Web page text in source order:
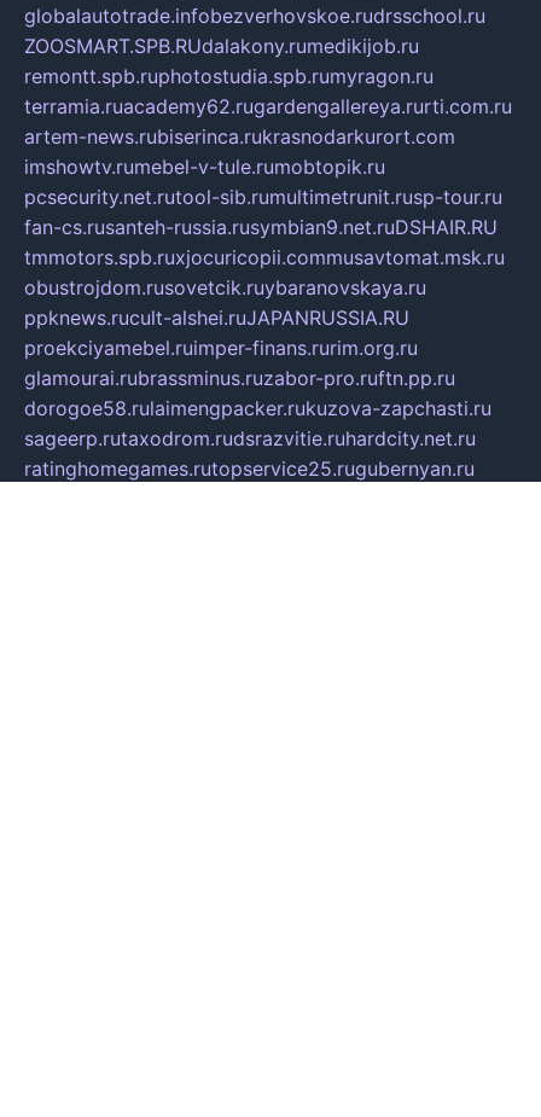
globalautotrade.infobezverhovskoe.rudrsschool.ru
ZOOSMART.SPB.RUdalakony.rumedikijob.ru
remontt.spb.ruphotostudia.spb.rumyragon.ru
terramia.ruacademy62.rugardengallereya.rurti.com.ru
artem-news.rubiserinca.rukrasnodarkurort.com
imshowtv.rumebel-v-tule.rumobtopik.ru
pcsecurity.net.rutool-sib.rumultimetrunit.rusp-tour.ru
fan-cs.rusanteh-russia.rusymbian9.net.ruDSHAIR.RU
tmmotors.spb.ruxjocuricopii.commusavtomat.msk.ru
obustrojdom.rusovetcik.ruybaranovskaya.ru
ppknews.rucult-alshei.ruJAPANRUSSIA.RU
proekciyamebel.ruimper-finans.rurim.org.ru
glamourai.rubrassminus.ruzabor-pro.ruftn.pp.ru
dorogoe58.rulaimengpacker.rukuzova-zapchasti.ru
sageerp.rutaxodrom.rudsrazvitie.ruhardcity.net.ru
ratinghomegames.rutopservice25.rugubernyan.ru